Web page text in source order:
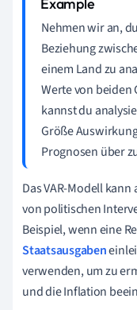
Nehmen wir an,
Beziehung
einem Land zu
Werte von beiden
kannst du
Größe
Prognosen über
Das VAR-Modell
von politischen
Beispiel, wenn eine
Staatsausgaben
verwenden, um zu
und die Inflation